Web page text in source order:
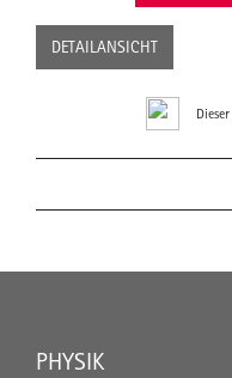
DETAILANSICHT
PHYSIK